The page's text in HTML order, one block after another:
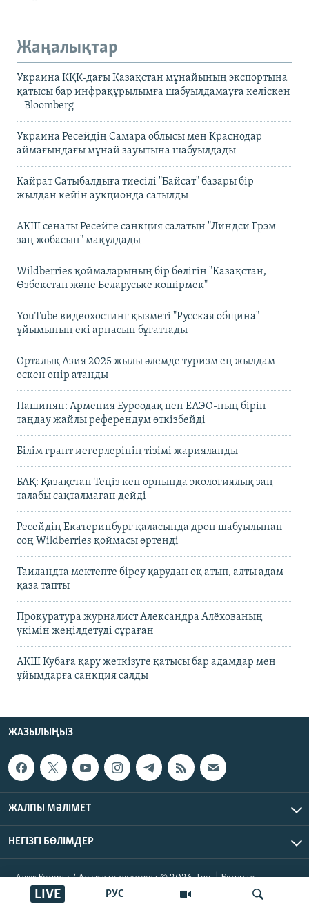
РУС
LIVE
Жаңалықтар
Украина КҚК-дағы Қазақстан мұнайының экспортына
қатысы бар инфрақұрылымға шабуылдамауға келіскен
– Bloomberg
Украина Ресейдің Самара облысы мен Краснодар
аймағындағы мұнай зауытына шабуылдады
Қайрат Сатыбалдыға тиесілі "Байсат" базары бір
жылдан кейін аукционда сатылды
АҚШ сенаты Ресейге санкция салатын "Линдси Грэм
заң жобасын" мақұлдады
Wildberries қоймаларының бір бөлігін "Қазақстан,
Өзбекстан және Беларуське көшірмек"
YouTube видеохостинг қызметі "Русская община"
ұйымының екі арнасын бұғаттады
Орталық Азия 2025 жылы әлемде туризм ең жылдам
өскен өңір атанды
Пашинян: Армения Еуроодақ пен ЕАЭО-ның бірін
таңдау жайлы референдум өткізбейді
Білім грант иегерлерінің тізімі жарияланды
БАҚ: Қазақстан Теңіз кен орнында экологиялық заң
талабы сақталмаған дейді
Ресейдің Екатеринбург қаласында дрон шабуылынан
соң Wildberries қоймасы өртенді
Таиландта мектепте біреу қарудан оқ атып, алты адам
қаза тапты
Прокуратура журналист Александра Алёхованың
үкімін жеңілдетуді сұраған
АҚШ Кубаға қару жеткізуге қатысы бар адамдар мен
ұйымдарға санкция салды
ЖАЗЫЛЫҢЫЗ
ЖАЛПЫ МӘЛІМЕТ
НЕГІЗГІ БӨЛІМДЕР
Азат Еуропа / Азаттық радиосы © 2026, Inc. | Барлық
құқықтары қорғалған